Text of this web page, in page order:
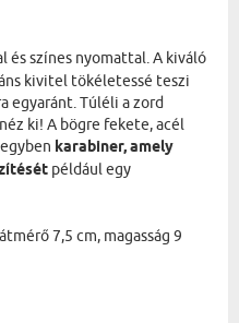
és színes nyomattal. A kiváló
kivitel tökéletessé teszi
egyaránt. Túléli a zord
ki! A bögre fekete, acél
karabiner, amely
például egy
7,5 cm, magasság 9